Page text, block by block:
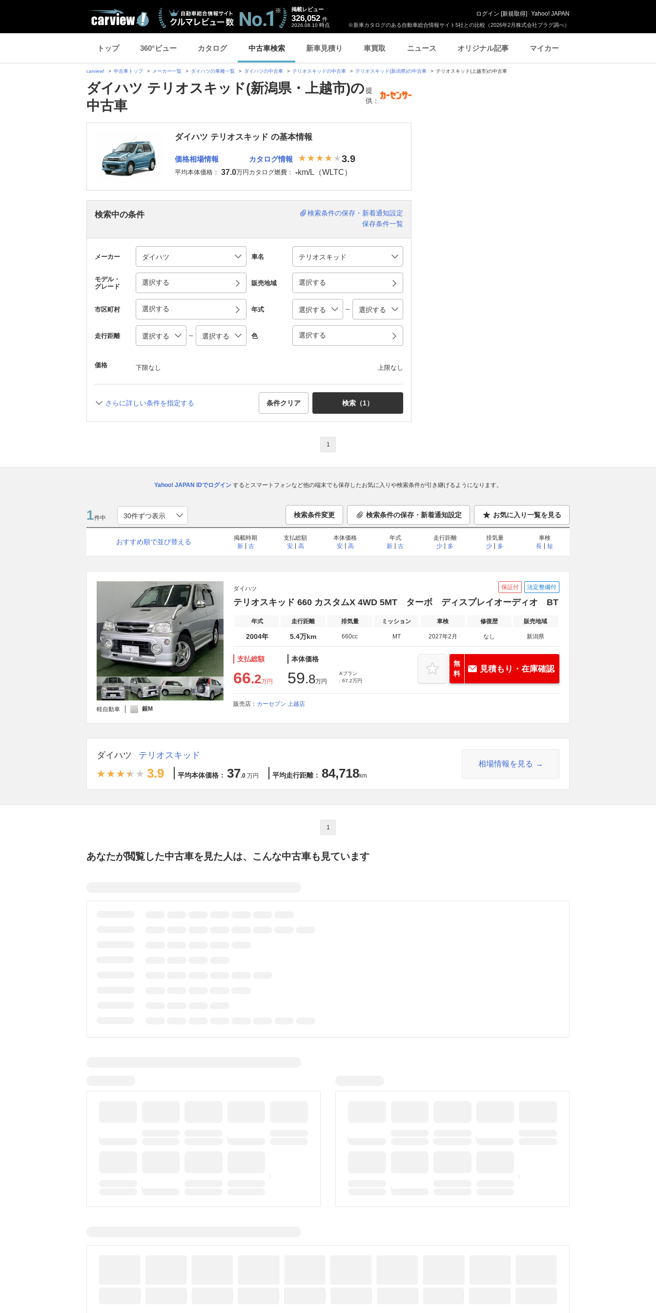
※新車カタログのある自動車総合情報サイト5社との比較（2026年2月株式会社プラグ調べ）
掲載レビュー
326,052 件
2026.08.10 時点
ログイン [新規取得] Yahoo! JAPAN
トップ 360°ビュー カタログ 中古車検索 新車見積り 車買取 ニュース オリジナル記事 マイカー
carview! 中古車トップ メーカー一覧 ダイハツの車種一覧 ダイハツの中古車 テリオスキッドの中古車 テリオスキッド(新潟県)の中古車 テリオスキッド(上越市)の中古車
ダイハツ テリオスキッド(新潟県・上越市)の
中古車
提
供：
ダイハツ テリオスキッド の基本情報
価格相場情報
平均本体価格： 37.0万円
カタログ情報 3.9
カタログ燃費： -km/L（WLTC）
検索中の条件
検索条件の保存・新着通知設定
保存条件一覧
メーカー 車名
モデル・
グレード
選択する 販売地域 選択する
市区町村 選択する 年式 ～
走行距離 ～ 色 選択する
価格 下限なし 上限なし
さらに詳しい条件を指定する 条件クリア 検索（1）
1
Yahoo! JAPAN IDでログインするとスマートフォンなど他の端末でも保存したお気に入りや検索条件が引き継げるようになります。
1件中 検索条件変更 検索条件の保存・新着通知設定 お気に入り一覧を見る
おすすめ順で並び替える
掲載時期
新
古
支払総額
安
高
本体価格
安
高
年式
新
古
走行距離
少
多
排気量
少
多
車検
長
短
軽自動車 銀M
ダイハツ 保証付 法定整備付
テリオスキッド 660 カスタムX 4WD 5MT ターボ ディスプレイオーディオ BT
年式 走行距離 排気量 ミッション 車検 修復歴 販売地域
2004年 5.4万km 660cc MT 2027年2月 なし 新潟県
支払総額
66.2万円
本体価格
59.8万円
Aプラン
: 67.2万円
無
料
見積もり・在庫確認
販売店： カーセブン 上越店
ダイハツ テリオスキッド
3.9 平均本体価格： 37.0 万円 平均走行距離： 84,718km
相場情報を見る
1
あなたが閲覧した中古車を見た人は、こんな中古車も見ています